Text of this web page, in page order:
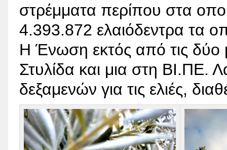
στρέμματα περίπου στα
4.393.872 ελαιόδεντρα τα
Η Ένωση εκτός από τις δύο
Στυλίδα και μια στη
δεξαμενών για τις ελιές,